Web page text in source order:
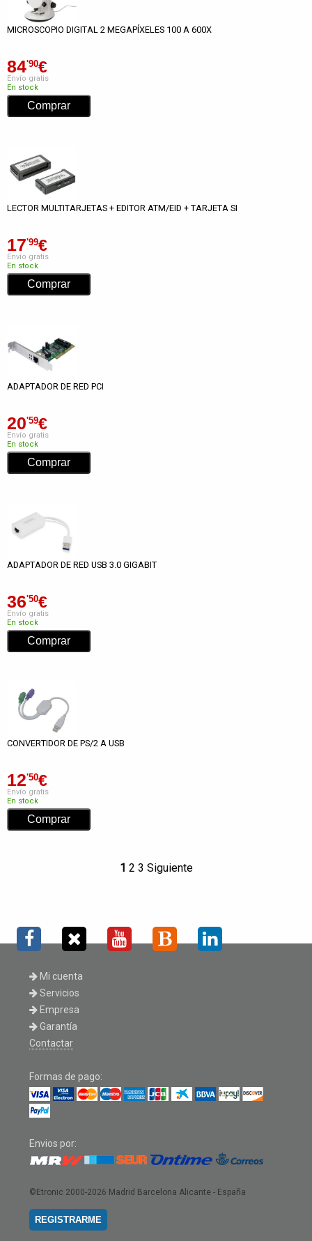
MICROSCOPIO DIGITAL 2 MEGAPÍXELES 100 A 600X
84'90€
Envío gratis
En stock
LECTOR MULTITARJETAS + EDITOR ATM/EID + TARJETA SI
17'99€
Envío gratis
En stock
ADAPTADOR DE RED PCI
20'59€
Envío gratis
En stock
ADAPTADOR DE RED USB 3.0 GIGABIT
36'50€
Envío gratis
En stock
CONVERTIDOR DE PS/2 A USB
12'50€
Envío gratis
En stock
1 2 3 Siguiente
Mi cuenta
Servicios
Empresa
Garantía
Contactar
Formas de pago:
Envios por:
©Etronic 2000-2026 Madrid Barcelona Alicante - España
REGISTRARME